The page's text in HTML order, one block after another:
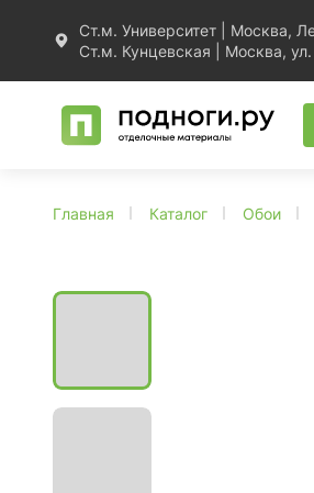
Ст.м. Университет | Москва,
Ст.м. Кунцевская | Москва,
Главная Каталог Обои